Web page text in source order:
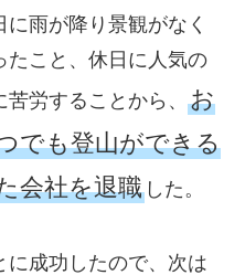
雨が降り景観がなく
たこと、休日に人気の
労することから、 お
でも登山ができる
会社を退職した。
に成功したので、次は